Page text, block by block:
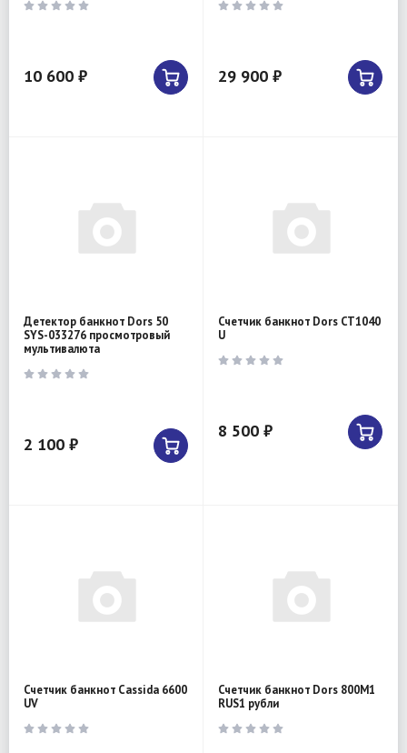
10 600 ₽ 29 900 ₽
Детектор банкнот Dors 50
SYS-033276 просмотровый
мультивалюта
2 100 ₽
Счетчик банкнот Dors CT1040
U
8 500 ₽
Счетчик банкнот Cassida 6600
UV
Счетчик банкнот Dors 800M1
RUS1 рубли